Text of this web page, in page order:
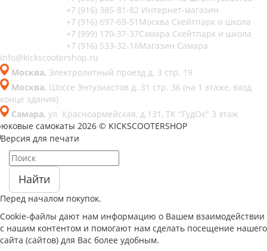
+7 (916) 385-81-82 Интернет-магазин
+7 (916) 697-69-51 Москва Скейтпарк и школа
+7 (999) 170-37-37Самара Скейтпарк и школа
+7 (916) 533-32-16Магазин Самара
info@kickscootershop.ru
Москва, Электролитный проезд д. 3 стр. 19
Москва, Шоссе Энтузиастов д. 31 стр. 36 (на 1 этаже, вход
конце здания)
Самара, ул. Красноармейская, д.131, ТК "ГудОк" 3 этаж
самокаты 2026 © KICKSCOOTERSHOP
Версия для печати
Найти
Перед началом покупок.
Cookie-файлы дают нам информацию о Вашем взаимодействии
с нашим контентом и помогают нам сделать посещение нашего
сайта (сайтов) для Вас более удобным.